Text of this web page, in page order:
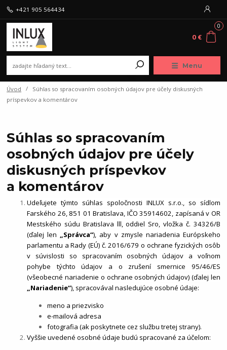
Menu
+421 905 564434
0
0 €
Úvod
Súhlas so spracovaním osobných údajov pre účely diskusných
príspevkov a komentárov
Súhlas so spracovaním
osobných údajov pre účely
diskusných príspevkov
a komentárov
Udeľujete týmto súhlas spoločnosti INLUX s.r.o., so sídlom
Farského 26, 851 01Bratislava, IČO 35914602, zapísaná v OR
Mestského súdu Bratislava lll, oddiel Sro, vložka č. 34326/B
(ďalej len „Správca“), aby v zmysle nariadenia Európskeho
parlamentu a Rady (EÚ) č. 2016/679 o ochrane fyzických osôb
v súvislosti so spracovaním osobných údajov a voľnom
pohybe týchto údajov a o zrušení smernice 95/46/ES
(všeobecné nariadenie o ochrane osobných údajov) (ďalej len
„Nariadenie“), spracovával nasledujúce osobné údaje:
meno a priezvisko
e-mailová adresa
fotografia (ak poskytnete cez službu tretej strany).
Vyššie uvedené osobné údaje budú spracované za účelom: